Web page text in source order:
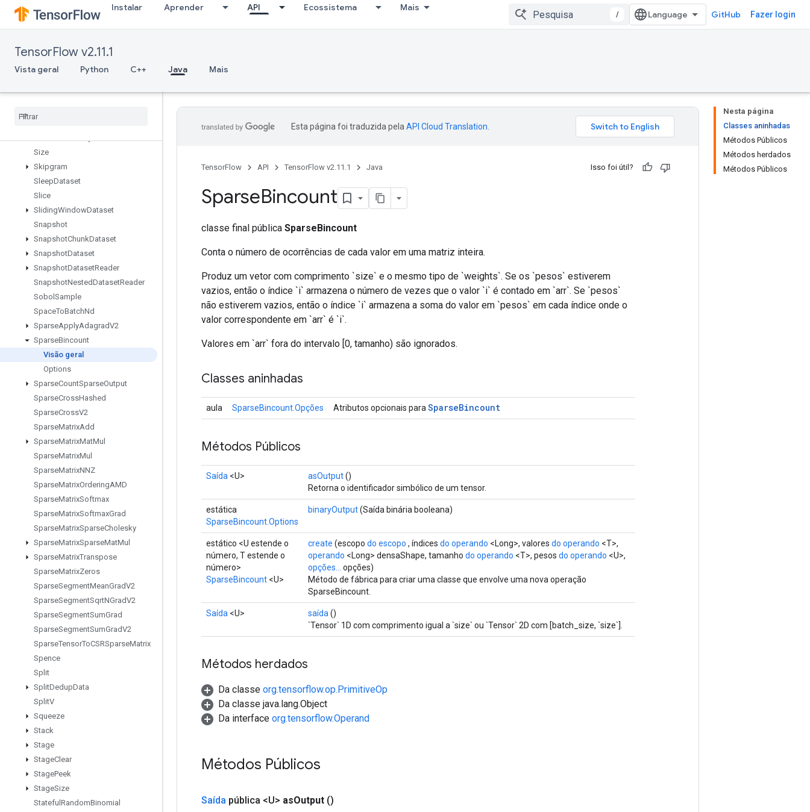
Instalar Aprender API Ecossistema Mais
/ GitHub Fazer login
TensorFlow v2.11.1
Vista geral Python C++ Java Mais
SetDiff1d
SetSize
ShapeN
ShardDataset
ShuffleDatasetV2
Size
Skipgram
SleepDataset
Slice
SlidingWindowDataset
Snapshot
SnapshotChunkDataset
SnapshotDataset
SnapshotDatasetReader
SnapshotNestedDatasetReader
Sobol Sample
SpaceToBatchNd
SparseApplyAdagradV2
SparseBincount
Visão geral
Options
SparseCountSparseOutput
SparseCrossHashed
SparseCrossV2
SparseMatrixAdd
SparseMatrixMatMul
SparseMatrixMul
SparseMatrixNNZ
SparseMatrixOrderingAMD
SparseMatrixSoftmax
SparseMatrixSoftmaxGrad
SparseMatrixSparseCholesky
SparseMatrixSparseMatMul
SparseMatrixTranspose
SparseMatrixZeros
SparseSegmentMeanGradV2
SparseSegmentSqrtNGradV2
SparseSegmentSumGrad
SparseSegmentSumGradV2
SparseTensorToCSRSparseMatrix
Spence
Split
SplitDedupData
SplitV
Squeeze
Stack
Stage
StageClear
StagePeek
StageSize
Stateful RandomBinomial
Nesta página
Classes aninhadas
Métodos Públicos
Métodos herdados
Métodos Públicos
Esta página foi traduzida pela API Cloud Translation
TensorFlow API TensorFlow v2.11.1 Java Isso foi útil?
SparseBincount
classe final pública SparseBincount
Conta o número de ocorrências de cada valor em uma matriz inteira.
Produz um vetor com comprimento `size` e o mesmo tipo de `weights`. Se os `pesos` estiverem
vazios, então o índice `i` armazena o número de vezes que o valor `i` é contado em `arr`. Se `pesos`
não estiverem vazios, então o índice `i` armazena a soma do valor em `pesos` em cada índice onde o
valor correspondente em `arr` é `i`.
Valores em `arr` fora do intervalo [0, tamanho) são ignorados.
Classes aninhadas
aula SparseBincount.Opções Atributos opcionais para SparseBincount
Métodos Públicos
Saída <U> asOutput()
Retorna o identificador simbólico de um tensor.
estática
SparseBincount.Options
binaryOutput(Saída binária booleana)
estático <U estende o
número, T estende o
número>
SparseBincount <U>
create (escopo do escopo , índices do operando <Long>, valores do operando <T>,
operando <Long> densaShape, tamanho do operando <T>, pesos do operando <U>,
opções...
opções)
Método de fábrica para criar uma classe que envolve uma nova operação
SparseBincount.
Saída <U> saída ()
`Tensor` 1D com comprimento igual a `size` ou `Tensor` 2D com [batch_size, `size`].
Métodos herdados
Da classe org.tensorflow.op.PrimitiveOp
Da classe java.lang.Object
Da interface org.tensorflow.Operand
Métodos Públicos
Saída pública <U> asOutput ()